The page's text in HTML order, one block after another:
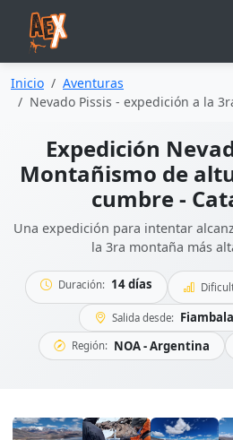
Inicio
Aventuras
Nevado Pissis - expedición a la
Expedición
Montañismo de
cumbre -
Una expedición para intentar
la 3ra montaña más
Duración: 14 días
Salida desde:
Región: NOA - Argentina